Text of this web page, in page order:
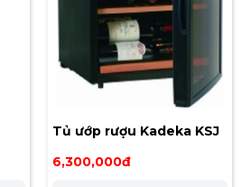
Tủ ướp rượu Kadeka KSJ
115EW
6,300,000đ